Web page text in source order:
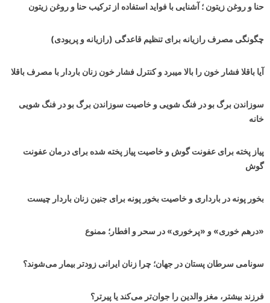
حنا و روغن زیتون ؛ آشنایی با فواید استفاده از ترکیب حنا و روغن زیتون
چگونگی مصرف رازیانه برای تنظیم قاعدگی (رازیانه و پریودی)
آیا باقلا فشار خون را بالا میبرد و کنترل فشار خون زنان باردار با مصرف باقلا
سوزاندن برگ بو در فنگ شویی و خاصیت سوزاندن برگ بو در فنگ شویی
خانه
پیاز پخته برای عفونت گوش و خاصیت پیاز پخته شده برای درمان عفونت
گوش
بخور پونه در بارداری و خاصیت بخور پونه برای جنین زنان باردار چیست
«درهم خوری» و «پرخوری» در سحر و افطار؛ ممنوع
سونامی سرطان پستان در جهان‌؛ چرا زنان ایرانی زودتر بیمار می‌شوند؟
فرزند بیشتر، مغز والدین را جوان‌تر می‌کند یا پیرتر؟